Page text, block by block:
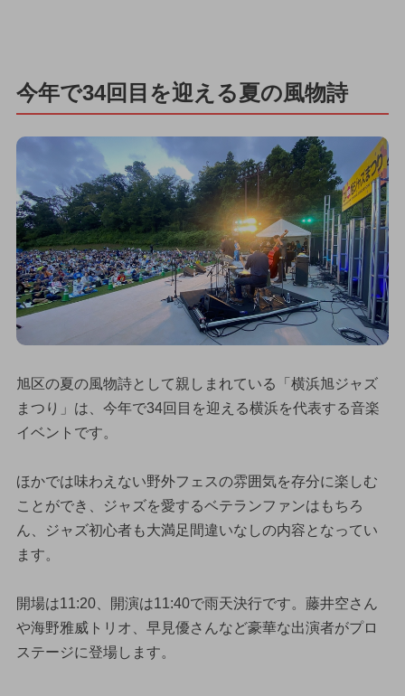
今年で34回目を迎える夏の風物詩
旭区の夏の風物詩として親しまれている「横浜旭ジャズ
まつり」は、今年で34回目を迎える横浜を代表する音楽
イベントです。
ほかでは味わえない野外フェスの雰囲気を存分に楽しむ
ことができ、ジャズを愛するベテランファンはもちろ
ん、ジャズ初心者も大満足間違いなしの内容となってい
ます。
開場は11:20、開演は11:40で雨天決行です。藤井空さん
や海野雅威トリオ、早見優さんなど豪華な出演者がプロ
ステージに登場します。